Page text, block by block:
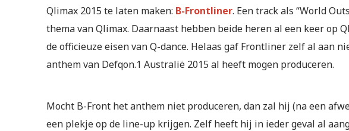
Qlimax 2015 te laten maken: B-Frontliner. Een track als “World
thema van Qlimax. Daarnaast hebben beide heren al een keer op
de officieuze eisen van Q-dance. Helaas gaf Frontliner zelf al aan
anthem van Defqon.1 Australië 2015 al heeft mogen produceren.
Mocht B-Front het anthem niet produceren, dan zal hij (na een
een plekje op de line-up krijgen. Zelf heeft hij in ieder geval al